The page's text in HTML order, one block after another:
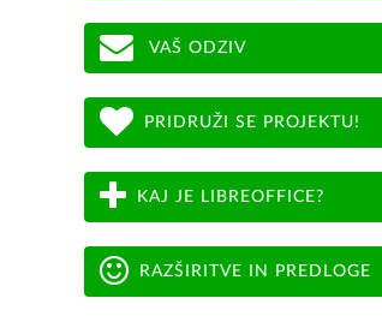
VAŠ ODZIV
PRIDRUŽI SE PROJEKTU!
KAJ JE LIBREOFFICE?
RAZŠIRITVE IN PREDLOGE